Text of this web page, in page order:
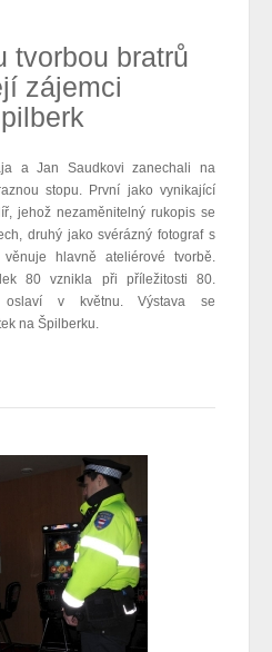
tvorbou bratrů
zájemci
a Jan Saudkovi zanechali na
stopu. První jako vynikající
jehož nezaměnitelný rukopis se
druhý jako svérázný fotograf s
hlavně ateliérové tvorbě.
80 vznikla při příležitosti 80.
oslaví v květnu. Výstava se
na Špilberku.